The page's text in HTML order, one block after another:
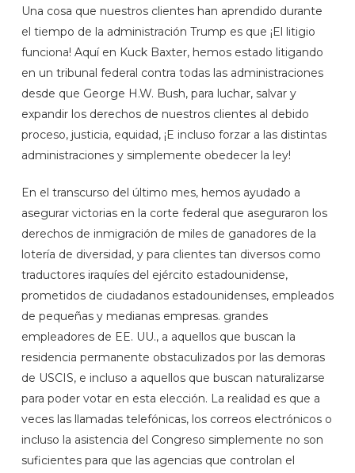
Una cosa que nuestros clientes han aprendido durante
el tiempo de la administración Trump es que ¡El litigio
funciona! Aquí en Kuck Baxter, hemos estado litigando
en un tribunal federal contra todas las administraciones
desde que George H.W. Bush, para luchar, salvar y
expandir los derechos de nuestros clientes al debido
proceso, justicia, equidad, ¡E incluso forzar a las distintas
administraciones y simplemente obedecer la ley!
En el transcurso del último mes, hemos ayudado a
asegurar victorias en la corte federal que aseguraron los
derechos de inmigración de miles de ganadores de la
lotería de diversidad, y para clientes tan diversos como
traductores iraquíes del ejército estadounidense,
prometidos de ciudadanos estadounidenses, empleados
de pequeñas y medianas empresas. grandes
empleadores de EE. UU., a aquellos que buscan la
residencia permanente obstaculizados por las demoras
de USCIS, e incluso a aquellos que buscan naturalizarse
para poder votar en esta elección. La realidad es que a
veces las llamadas telefónicas, los correos electrónicos o
incluso la asistencia del Congreso simplemente no son
suficientes para que las agencias que controlan el